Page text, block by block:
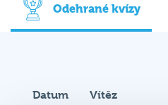
Odehrané kvízy
Datum Vítěz